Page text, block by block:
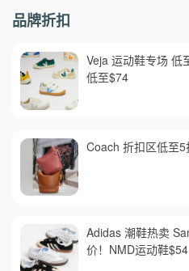
品牌折扣
Veja 运动鞋专场 低
低至$74
Coach 折扣区低至
Adidas 潮鞋热卖
价！NMD运动鞋$54